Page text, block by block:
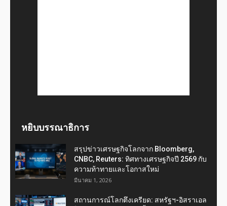
หยิบบรรณาธิการ
สรุปข่าวเศรษฐกิจโลกจาก Bloomberg,
CNBC, Reuters: ทิศทางเศรษฐกิจปี 2569 กับ
ความท้าทายและโอกาสใหม่
มีนาคม 1, 2026
สถานการณ์โลกตึงเครียด: สหรัฐฯ-อิสราเอล